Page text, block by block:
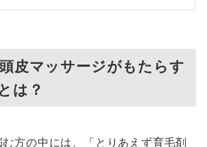
皮マッサージがもたらす
は？
方の中には、「とりあえず育毛剤